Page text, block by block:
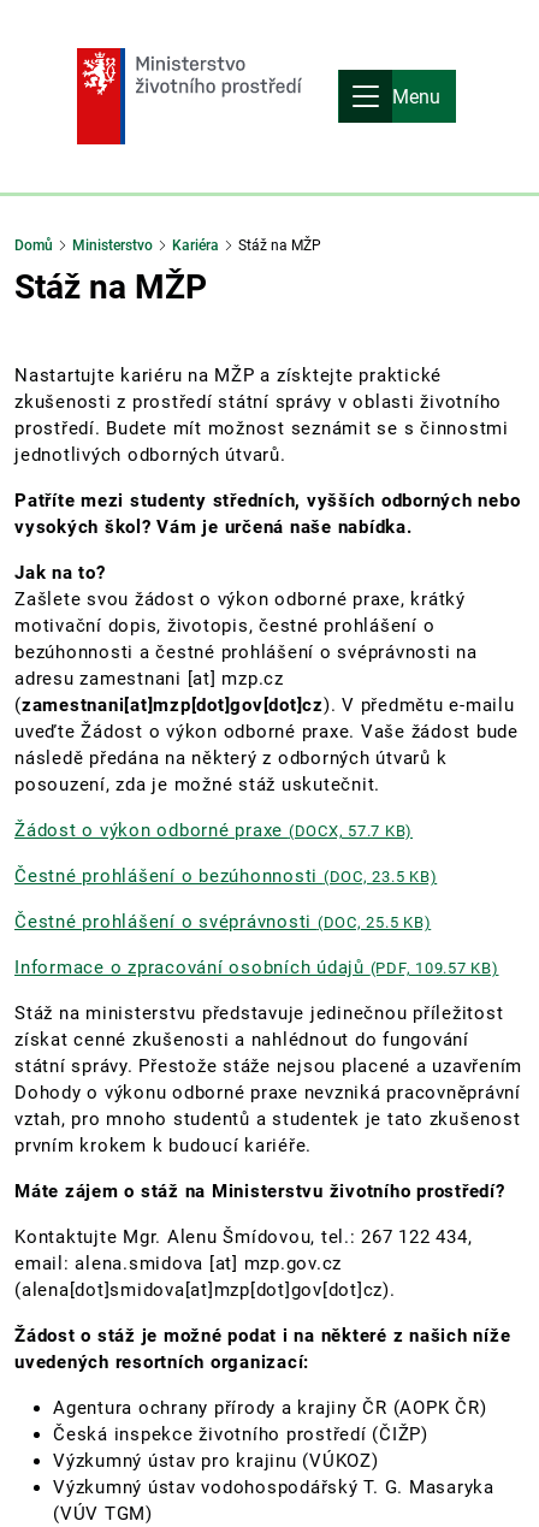
Menu
Domů Ministerstvo Kariéra Stáž na MŽP
Stáž na MŽP
Nastartujte kariéru na MŽP a získtejte praktické
zkušenosti z prostředí státní správy v oblasti životního
prostředí. Budete mít možnost seznámit se s činnostmi
jednotlivých odborných útvarů.
Patříte mezi studenty středních, vyšších odborných nebo
vysokých škol? Vám je určená naše nabídka.
Jak na to?
Zašlete svou žádost o výkon odborné praxe, krátký
motivační dopis, životopis, čestné prohlášení o
bezúhonnosti a čestné prohlášení o svéprávnosti na
adresuzamestnani [at] mzp.cz
(zamestnani[at]mzp[dot]gov[dot]cz). V předmětu e-mailu
uveďte Žádost o výkon odborné praxe. Vaše žádost bude
následě předána na některý z odborných útvarů k
posouzení, zda je možné stáž uskutečnit.
Žádost o výkon odborné praxe (DOCX, 57.7 KB)
Čestné prohlášení o bezúhonnosti (DOC, 23.5 KB)
Čestné prohlášení o svéprávnosti (DOC, 25.5 KB)
Informace o zpracování osobních údajů (PDF, 109.57 KB)
Stáž na ministerstvu představuje jedinečnou příležitost
získat cenné zkušenosti a nahlédnout do fungování
státní správy. Přestože stáže nejsou placené a uzavřením
Dohody o výkonu odborné praxe nevzniká pracovněprávní
vztah, pro mnoho studentů a studentek je tato zkušenost
prvním krokem k budoucí kariéře.
Máte zájem o stáž na Ministerstvu životního prostředí?
Kontaktujte Mgr. Alenu Šmídovou, tel.: 267 122 434,
email:alena.smidova [at] mzp.gov.cz
(alena[dot]smidova[at]mzp[dot]gov[dot]cz).
Žádost o stáž je možné podat i na některé z našich níže
uvedených resortních organizací:
Agentura ochrany přírody a krajiny ČR (AOPK ČR)
Česká inspekce životního prostředí (ČIŽP)
Výzkumný ústav pro krajinu (VÚKOZ)
Výzkumný ústav vodohospodářský T. G. Masaryka
(VÚV TGM)